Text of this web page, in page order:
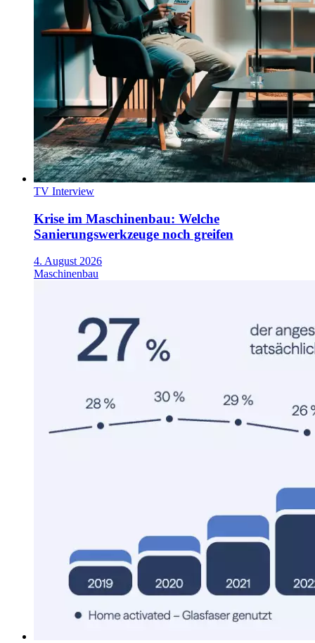
TV Interview
Krise im Maschinenbau: Welche
Sanierungswerkzeuge noch greifen
4. August 2026
Maschinenbau